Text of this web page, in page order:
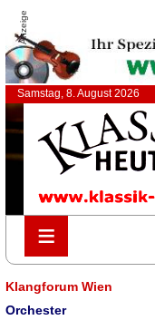
Anzeige
Samstag, 8. August 2026
≡
≡
Klangforum Wien
Orchester